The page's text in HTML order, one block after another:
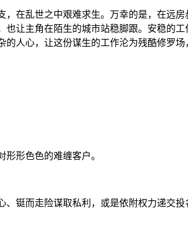
在乱世之中艰难求生。万幸的是，在远
让主角在陌生的城市站稳脚跟。安稳的
人心，让这份谋生的工作沦为残酷修罗
形色色的难缠客户。
铤而走险谋取私利，或是依附权力递交